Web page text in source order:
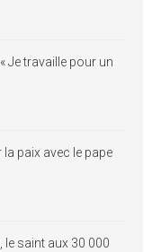
Je travaille pour un
paix avec le pape
le saint aux 30 000